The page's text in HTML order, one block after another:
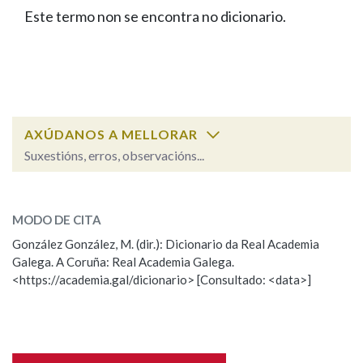
FIGURAS HOMENAXEADAS
PORTAL DAS PALABRAS
Facebook
TwitterYoutubeInstagram
Bluesky
BUSCAR NOS LEMAS
Remata por
BUSCAR NO CONTIDO
Nas definicións
Este termo non se encontra no dicionario.
AXÚDANOS A MELLORAR
Suxestións, erros, observacións...
Observación
Nome
MODO DE CITA
González González, M. (dir.): Dicionario da Real Academia
Galega. A Coruña: Real Academia Galega.
<https://academia.gal/dicionario> [Consultado: <data>]